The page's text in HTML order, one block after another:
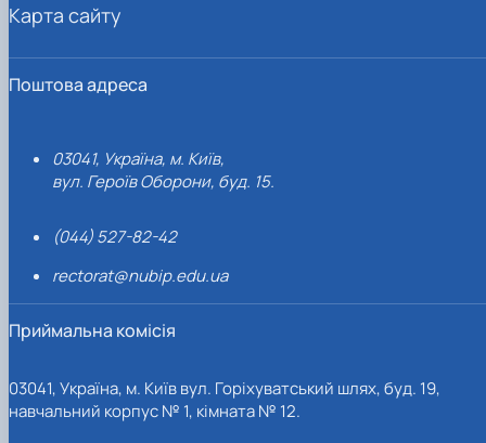
Поштова адреса
03041, Україна, м. Київ,
вул. Героїв Оборони, буд. 15.
(044) 527-82-42
rectorat@nubip.edu.ua
Приймальна комісія
03041, Україна, м. Київ вул. Горіхуватський шлях, буд. 19,
навчальний корпус № 1, кімната № 12.
Карта сайту